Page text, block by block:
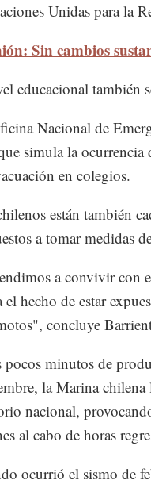
Unidas para la
Sin cambios
educacional también
Nacional de
simula la
en colegios.
están también
a tomar medidas
a convivir con
el hecho de estar
concluye
minutos de
la Marina
nacional,
al cabo de horas
ocurrió el sismo de